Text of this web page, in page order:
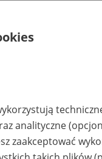
analityczne
zaakceptować